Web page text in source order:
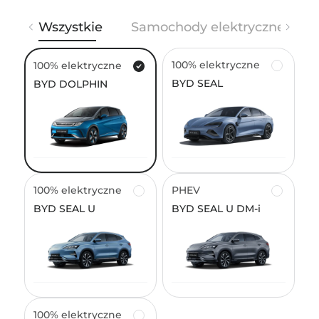
bydszczecin@neogcz.pl
ul. Lubowidzka 48, 80-174, Gdańsk, Pomeranian
Voivodeship, Poland
723 723 401
BYD Toruń Plichta
Sieradzka 31, 87-100, Toruń, Kuyavian-Pomeranian
+48 56 681 47 47
https://bydplichta.pl
BYD Łódź Wschód Brzezińska 26
Brzezińska 26, 92-103, Łódź, Łódź Voivodeship, Poland
42 203 55 17
info@byd-lodz.pl
Wszystkie Samochody elektryczne
100% elektryczne
BYD DOLPHIN
100% elektryczne
BYD SEAL
100% elektryczne
BYD SEAL U
PHEV
BYD SEAL U DM-i
100% elektryczne